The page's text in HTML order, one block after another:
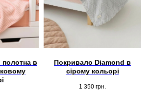
полотна в
Покривало Diamond в
сірому кольорі
1 350 грн.